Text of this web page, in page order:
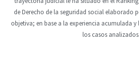
de Derecho de la seguridad social elaborado
objetiva; en base a la experiencia acumulada
los casos analizados.